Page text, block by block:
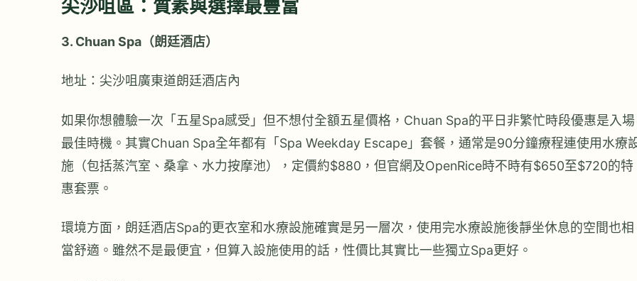
尖沙咀區：質素與選擇最豐富
3. Chuan Spa（朗廷酒店）
地址：尖沙咀廣東道朗廷酒店內
如果你想體驗一次「五星Spa感受」但不想付全額五星價格，Chuan Spa的平日非繁忙時段優惠是入場
最佳時機。其實Chuan Spa全年都有「Spa Weekday Escape」套餐，通常是90分鐘療程連使用水療
施（包括蒸汽室、桑拿、水力按摩池），定價約$880，但官網及OpenRice時不時有$650至$720的特
惠套票。
環境方面，朗廷酒店Spa的更衣室和水療設施確實是另一層次，使用完水療設施後靜坐休息的空間也相
當舒適。雖然不是最便宜，但算入設施使用的話，性價比其實比一些獨立Spa更好。